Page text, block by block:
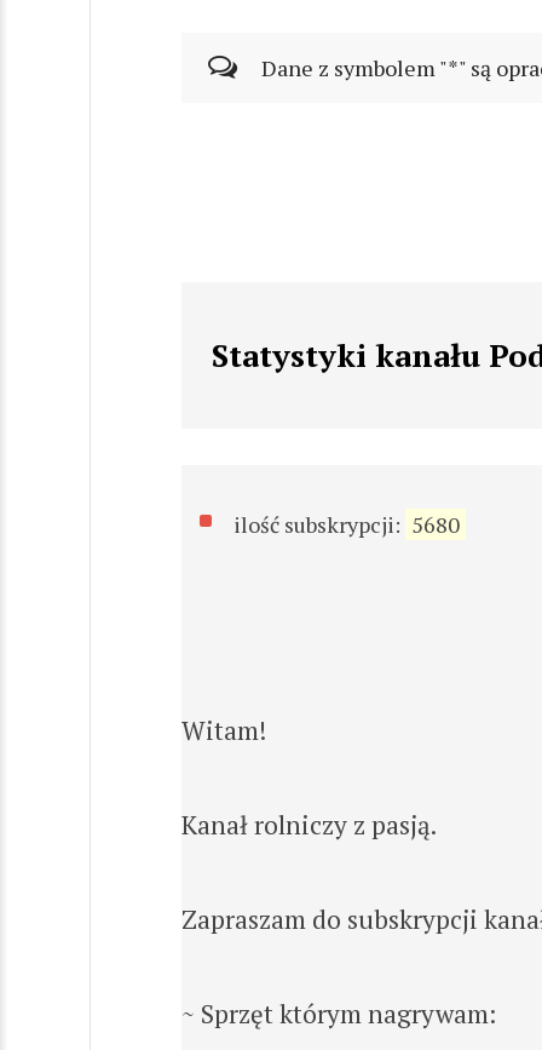
Dane z symbolem "*" są
Statystyki kanału
ilość subskrypcji: 5680
Witam!
Kanał rolniczy z pasją.
Zapraszam do subskrypcji
~ Sprzęt którym nagrywam: